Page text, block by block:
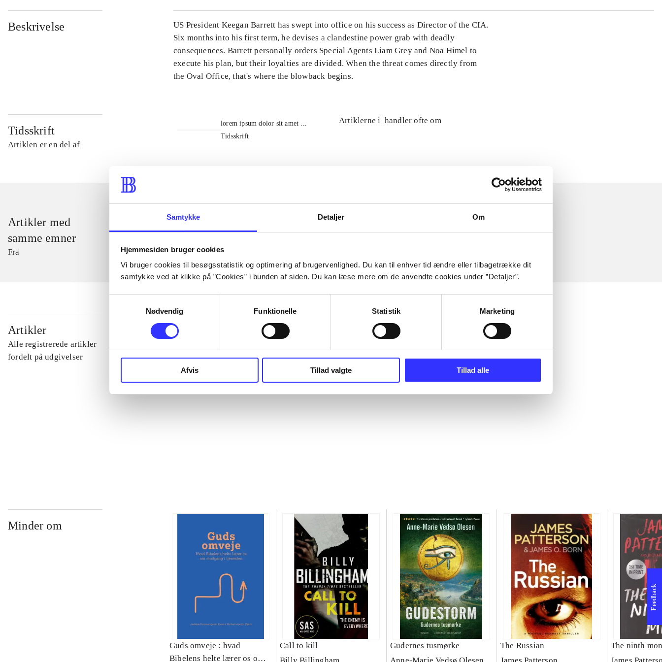
Samtykke Detaljer Om
Hjemmesiden bruger cookies
Vi bruger cookies til besøgsstatistik og optimering af brugervenlighed. Du kan til enhver tid ændre eller tilbagetrække dit
samtykke ved at klikke på ”Cookies” i bunden af siden. Du kan læse mere om de anvendte cookies under ”Detaljer”.
Nødvendig
Funktionelle Statistik Marketing
Afvis Tillad valgte Tillad alle
Beskrivelse
US President Keegan Barrett has swept into office on his success as Director of the CIA.
Six months into his first term, he devises a clandestine power grab with deadly
consequences. Barrett personally orders Special Agents Liam Grey and Noa Himel to
execute his plan, but their loyalties are divided. When the threat comes directly from
the Oval Office, that's where the blowback begins.
Tidsskrift
Artiklen er en del af
lorem ipsum dolor sit amet ...
Tidsskrift
Artiklerne i handler ofte om
Artikler med
samme emner
Fra
Artikler
Alle registrerede artikler
fordelt på udgivelser
...
Minder om
Guds omveje : hvad
Bibelens helte lærer os om
Call to kill
Gudernes tusmørke
The Russian
The ninth
Feedback